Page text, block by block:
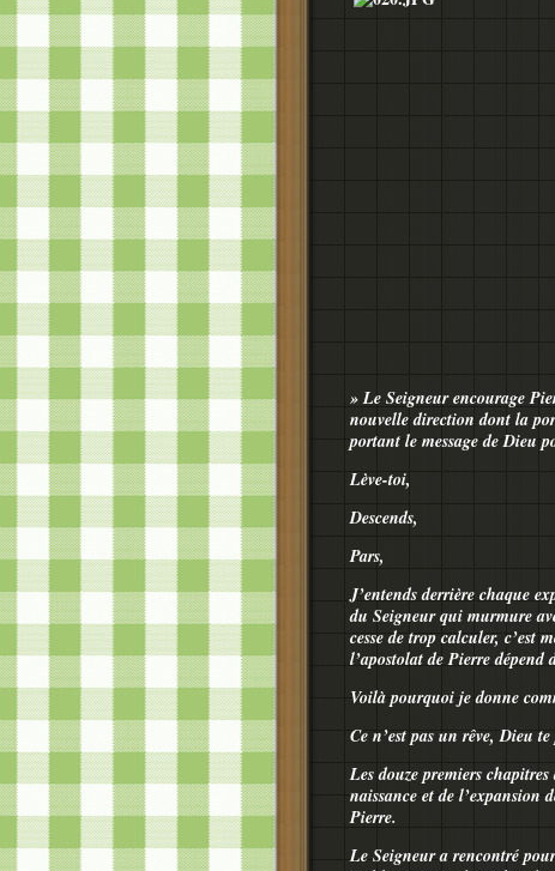
» Le Seigneur encourage
nouvelle direction dont la
portant le message de Dieu
Lève-toi,
Descends,
Pars,
J’entends derrière chaque
du Seigneur qui murmure
cesse de trop calculer,
l’apostolat de Pierre dépend
Voilà pourquoi je donne
Ce n’est pas un rêve, Dieu
Les douze premiers
naissance et de l’expansion
Pierre.
Le Seigneur a rencontré